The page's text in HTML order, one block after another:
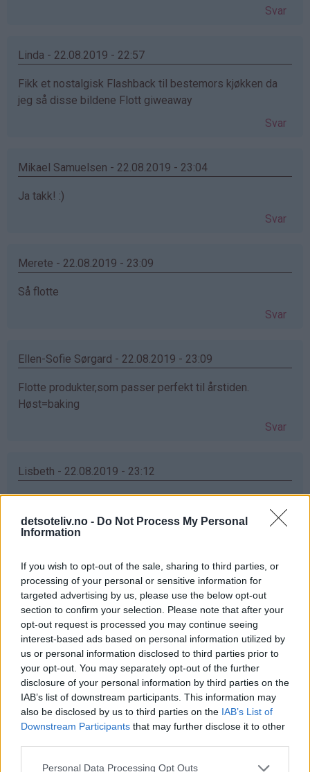
detsoteliv.no - Do Not Process My Personal
Information
If you wish to opt-out of the sale, sharing to third parties, or
processing of your personal or sensitive information for
targeted advertising by us, please use the below opt-out
section to confirm your selection. Please note that after your
opt-out request is processed you may continue seeing
interest-based ads based on personal information utilized by
us or personal information disclosed to third parties prior to
your opt-out. You may separately opt-out of the further
disclosure of your personal information by third parties on the
IAB’s list of downstream participants. This information may
also be disclosed by us to third parties on the IAB’s List of
Downstream Participants that may further disclose it to other
Personal Data Processing Opt Outs
Svar
Linda - 22.08.2019 - 22:57
Fikk et nostalgisk Flashback til bestemors kjøkken da
jeg så disse bildene Flott giweaway
Svar
Mikael Samuelsen - 22.08.2019 - 23:04
Ja takk! :)
Svar
Merete - 22.08.2019 - 23:09
Så flotte
Svar
Ellen-Sofie Sørgard - 22.08.2019 - 23:09
Flotte produkter,som passer perfekt til årstiden.
Høst=baking
Svar
Lisbeth - 22.08.2019 - 23:12
Ja takk veldig gjerne
Svar
Jeanette - 22.08.2019 - 23:23
Ja takk
Svar
Bjørg-Inger - 22.08.2019 - 23:37
Ja takk, for en flott gave å vinne
Svar